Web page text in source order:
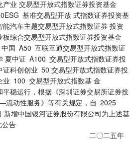
产业 交易型开放式指数证券投资基金
基准交易型开放 式指数证券投资基
汽车主题交易型开放式指数证券 投资
综合交易型开放式指数证券投资基金
国 A50 互联互通交易型开放式指数证
夏中证 A100 交易型开放式指数证券投
科创创业 50 交易型开放式指数证券投
业 100 交易型开放式指数基 金
平稳运行，根据《深圳证券交易所证券投
动性服务》等有关规定，自 2025
增中国银河证券股份有限公司为上述基
务商。 特此公告
限公司 二〇二五年